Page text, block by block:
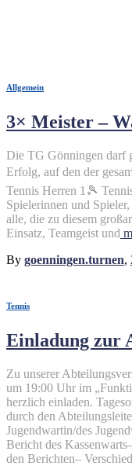
Allgemein
3× Meister –
Die TG Gönningen darf
Erfolg, auf den der
Tennis Herren 1🎾
Spielerinnen und
alle, die zu diesem
Einsatz, Teamgeist und
By goenningen.turnen,
Tennis
Einladung zur
Zu unserer
um 19:00 Uhr im
herzlich einladen.
durch den
Jugendwartin/des
Bericht des
den Berichten–